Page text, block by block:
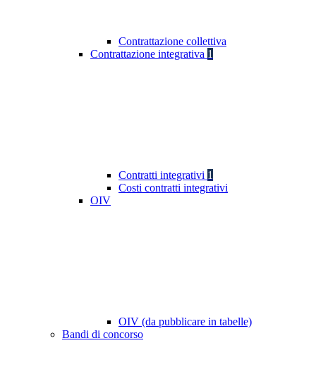
Contrattazione collettiva
Contrattazione integrativa 1
Contratti integrativi 1
Costi contratti integrativi
OIV
OIV (da pubblicare in tabelle)
Bandi di concorso